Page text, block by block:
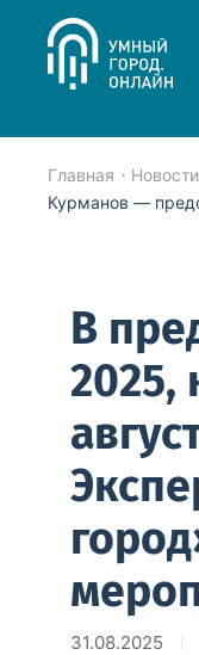
Skip to main
Главная Новости
Курманов —
В
2025,
31.08.2025